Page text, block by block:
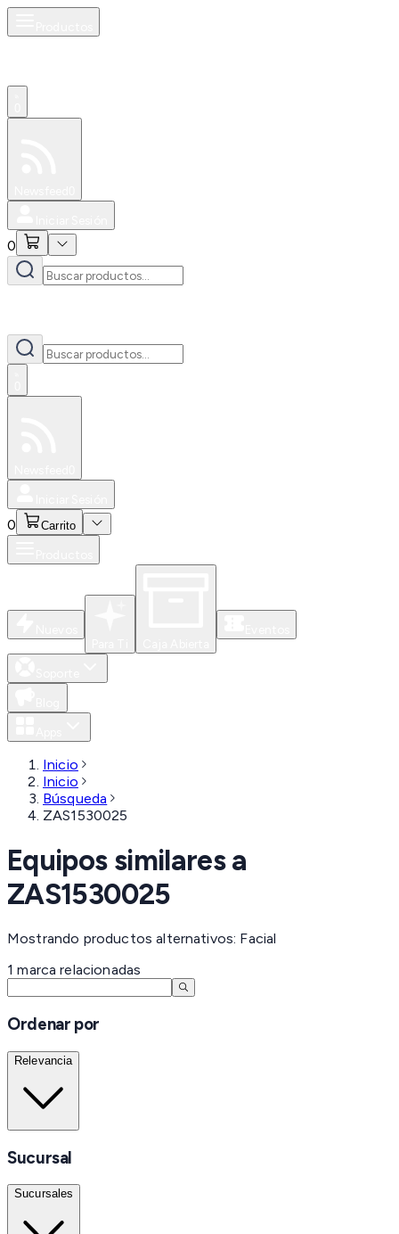
0
0 Carrito
Inicio
Inicio
Búsqueda
ZAS1530025
Equipos similares a
ZAS1530025
Mostrando productos alternativos: Facial
1 marca relacionadas
Ordenar por
Relevancia
Sucursal
Sucursales